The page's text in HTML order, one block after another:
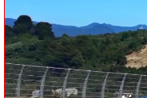
soyarica
soyiquique